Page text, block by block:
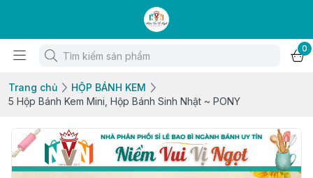
0
Trang chủ
HỘP BÁNH KEM
5 Hộp Bánh Kem Mini, Hộp Bánh Sinh Nhật ~ PONY